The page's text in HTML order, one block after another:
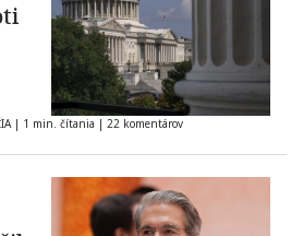
| 1 min. čítania | 22 komentárov